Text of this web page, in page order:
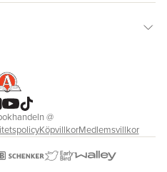
@
KöpvillkorMedlemsvillkor